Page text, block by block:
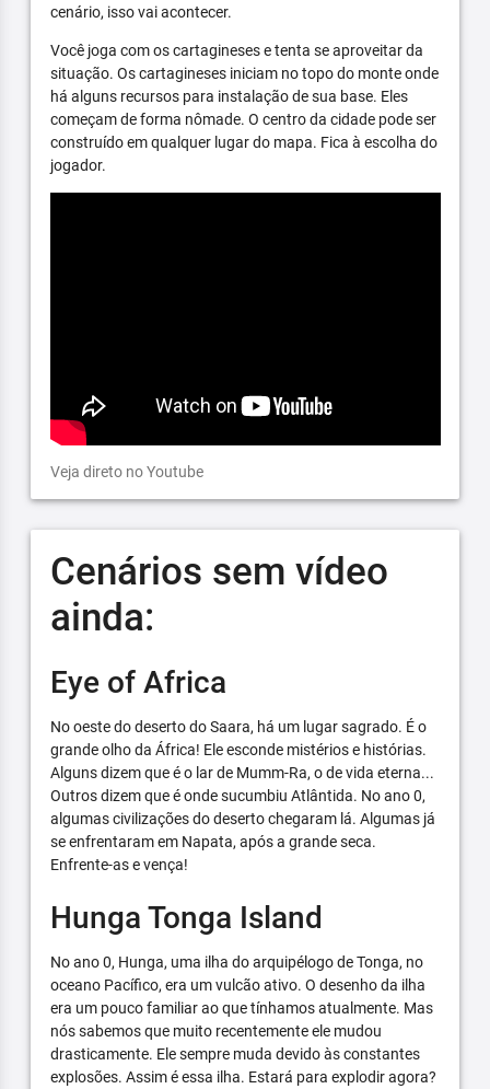
cenário, isso vai acontecer.
Você joga com os cartagineses e tenta se aproveitar da
situação. Os cartagineses iniciam no topo do monte onde
há alguns recursos para instalação de sua base. Eles
começam de forma nômade. O centro da cidade pode ser
construído em qualquer lugar do mapa. Fica à escolha do
jogador.
Veja direto no Youtube
Cenários sem vídeo
ainda:
Eye of Africa
No oeste do deserto do Saara, há um lugar sagrado. É o
grande olho da África! Ele esconde mistérios e histórias.
Alguns dizem que é o lar de Mumm-Ra, o de vida eterna...
Outros dizem que é onde sucumbiu Atlântida. No ano 0,
algumas civilizações do deserto chegaram lá. Algumas já
se enfrentaram em Napata, após a grande seca.
Enfrente-as e vença!
Hunga Tonga Island
No ano 0, Hunga, uma ilha do arquipélogo de Tonga, no
oceano Pacífico, era um vulcão ativo. O desenho da ilha
era um pouco familiar ao que tínhamos atualmente. Mas
nós sabemos que muito recentemente ele mudou
drasticamente. Ele sempre muda devido às constantes
explosões. Assim é essa ilha. Estará para explodir agora?